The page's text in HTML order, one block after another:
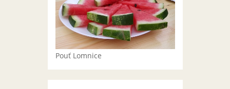
Pouť Lomnice